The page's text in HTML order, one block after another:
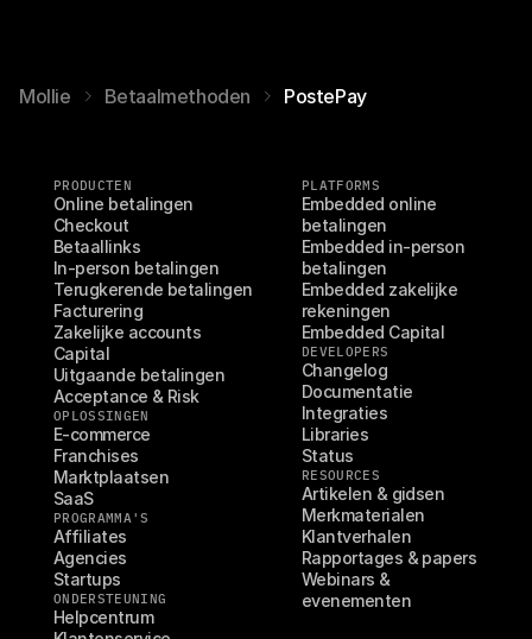
Mollie Betaalmethoden PostePay
PRODUCTEN
Online betalingen
Checkout
Betaallinks
In-person betalingen
Terugkerende betalingen
Facturering
Zakelijke accounts
Capital
Uitgaande betalingen
Acceptance & Risk
OPLOSSINGEN
E-commerce
Franchises
Marktplaatsen
SaaS
PROGRAMMA'S
Affiliates
Agencies
Startups
ONDERSTEUNING
Helpcentrum
PLATFORMS
Embedded online
betalingen
Embedded in-person
betalingen
Embedded zakelijke
rekeningen
Embedded Capital
DEVELOPERS
Changelog
Documentatie
Integraties
Libraries
Status
RESOURCES
Artikelen & gidsen
Merkmaterialen
Klantverhalen
Rapportages & papers
Webinars &
evenementen